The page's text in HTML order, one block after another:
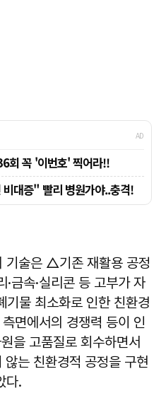
기술은 △기존 재활용 공정
금속·실리콘 등 고부가 자
물 최소화로 인한 친환경
면에서의 경쟁력 등이 인
을 고품질로 회수하면서
는 친환경적 공정을 구현
다.